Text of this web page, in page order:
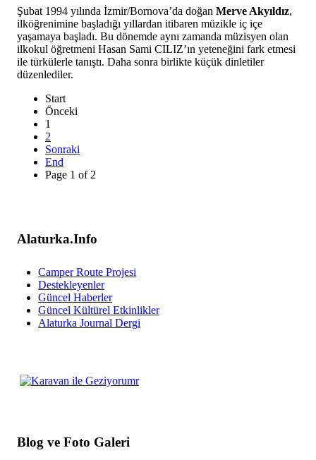
Şubat 1994 yılında İzmir/Bornova’da doğan Merve Akyıldız,
ilköğrenimine başladığı yıllardan itibaren müzikle iç içe
yaşamaya başladı. Bu dönemde aynı zamanda müzisyen olan
ilkokul öğretmeni Hasan Sami CILIZ’ın yeteneğini fark etmesi
ile türkülerle tanıştı. Daha sonra birlikte küçük dinletiler
düzenlediler.
Start
Önceki
1
2
Sonraki
End
Page 1 of 2
Alaturka.Info
Camper Route Projesi
Destekleyenler
Güncel Haberler
Güncel Kültürel Etkinlikler
Alaturka Journal Dergi
Blog ve Foto Galeri